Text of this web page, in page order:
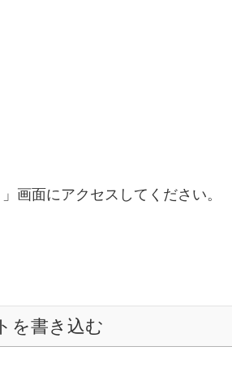
画面にアクセスしてください。
を書き込む